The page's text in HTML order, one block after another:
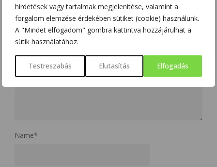
hirdetések vagy tartalmak megjelenítése, valamint a
forgalom elemzése érdekében sütiket (cookie) használunk.
A "Mindet elfogadom" gombra kattintva hozzájárulhat a
sütik használatához.
Testreszabás Elutasítás Elfogadás
karakterrel jelöltük
Name*